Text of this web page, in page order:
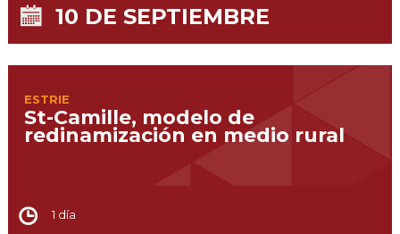
10 DE SEPTIEMBRE
ESTRIE
St-Camille, modelo de
redinamización en medio rural
1 día